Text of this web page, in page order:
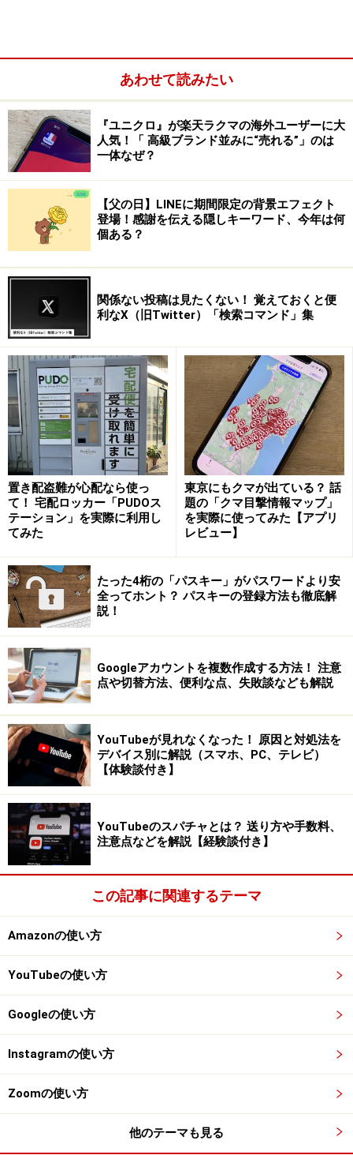
メルカリでは参考書や部活で使うものの取
引が活発に
出典：株式会社メルカリ
メルカリが5月に発表した4月のトレンド通信からは、教
科書や参考書の取引件数が活発になったことが分かりま
す。昨年の同期と比べても1.2倍になっていることから、
学校で使うものをメルカリで安く買いたいというユーザ
ーが増えていることがうかがえます。
特に4月は新学期を迎えるにあたって、制服や部活の用
具など、教科書や参考書以外でも新調が必要なものもあ
り、出費が増えた家庭も多いでしょう。節約できるとこ
ろは節約しようという考えがあるのは当然ではないでし
ょうか。
メリカリには学校で使うものがたくさん出品されていま
すが、取引をする場合には注意点もあります。ここから
は参考書や教科書、絵の具セットやお習字セット、部活
の用具に分けて詳しく解説していきます。
1.参考書や教科書の売買のポイント／注意
点
出典：株式会社メルカリプレスリリース
教科書に関しては、義務教育である小学校や中学校はお
金を出して買っているわけではありません。しかも税金
を使っているものなので教科書を出品するのはいかがな
ものかという意見もあります。
一方高校になると教科書は自身が買って使うものなの
で、不要になればメルカリに出品して売ることにも抵抗
はなさそうです。市販の参考書と同じ感覚で売買ができ
るのでしょう。
◾️出品者：書き込みがあっても出品に問題なし
教科書や参考書は勉強をするために使うものなので、書
き込みがあるのは当然です。ダメージには違いありませ
んが、そのまま出品しても問題ありません。文章が読め
ないようなレベルでなければ、書き込みがあるからとい
あわせて読みたい
『ユニクロ』が楽天ラクマの海外ユーザーに大
人気！「 高級ブランド並みに“売れる”」のは
一体なぜ？
【父の日】LINEに期間限定の背景エフェクト
登場！感謝を伝える隠しキーワード、今年は何
個ある？
関係ない投稿は見たくない！ 覚えておくと便
利なX（旧Twitter）「検索コマンド」集
置き配盗難が心配なら使っ
て！ 宅配ロッカー「PUDOス
テーション」を実際に利用し
てみた
東京にもクマが出ている？ 話
題の「クマ目撃情報マップ」
を実際に使ってみた【アプリ
レビュー】
たった4桁の「パスキー」がパスワードより安
全ってホント？ パスキーの登録方法も徹底解
説！
Googleアカウントを複数作成する方法！ 注意
点や切替方法、便利な点、失敗談なども解説
YouTubeが見れなくなった！ 原因と対処法を
デバイス別に解説（スマホ、PC、テレビ）
【体験談付き】
YouTubeのスパチャとは？ 送り方や手数料、
注意点などを解説【経験談付き】
この記事に関連するテーマ
Amazonの使い方
YouTubeの使い方
Googleの使い方
Instagramの使い方
Zoomの使い方
他のテーマも見る